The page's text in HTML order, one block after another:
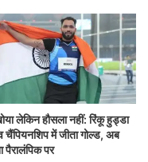
लेकिन हौसला नहीं: रिंकू हुड्डा
चैंपियनशिप में जीता गोल्ड, अब
पैरालंपिक पर